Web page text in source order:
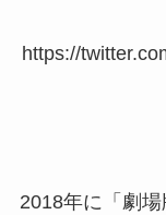
https://
2018年に「劇